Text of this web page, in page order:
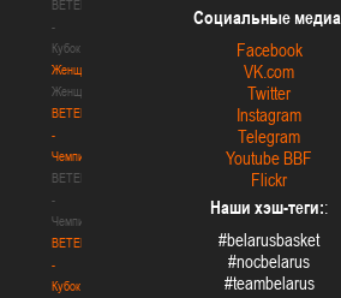
BETERA
-
Кубок
Женщины
Женщины
BETERA
-
Чемпионат
BETERA
-
Чемпионат
BETERA
-
Кубок
Социальные медиа
Facebook
VK.com
Twitter
Instagram
Telegram
Youtube BBF
Flickr
Наши хэш-теги::
#belarusbasket
#nocbelarus
#teambelarus